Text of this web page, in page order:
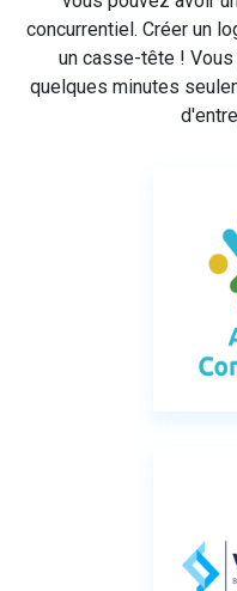
concurrentiel. Créer un
un casse-tête !
quelques minutes